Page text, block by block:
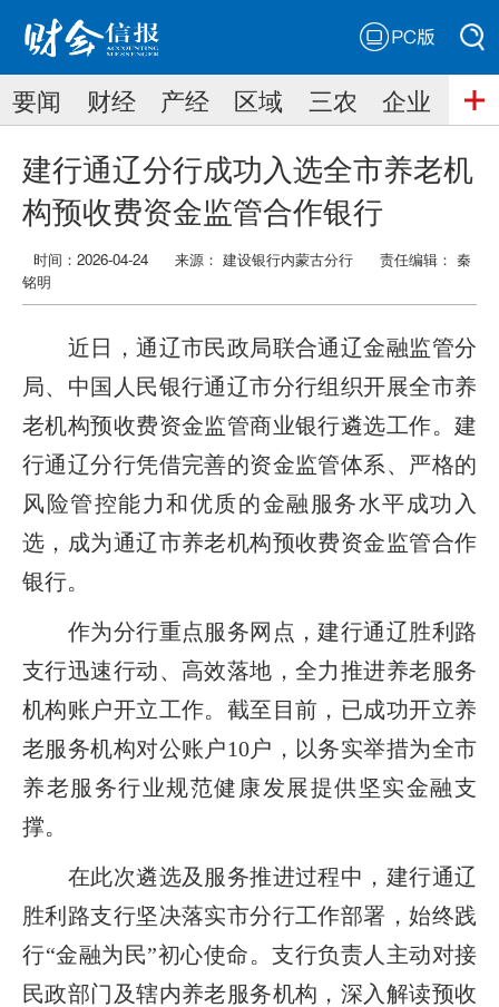
搜索
搜索
要闻 财经 产经 区域 三农 企业
建行通辽分行成功入选全市养老机
构预收费资金监管合作银行
时间：2026-04-24 来源： 建设银行内蒙古分行 责任编辑： 秦
铭明
近日，通辽市民政局联合通辽金融监管分
局、中国人民银行通辽市分行组织开展全市养
老机构预收费资金监管商业银行遴选工作。建
行通辽分行凭借完善的资金监管体系、严格的
风险管控能力和优质的金融服务水平成功入
选，成为通辽市养老机构预收费资金监管合作
银行。
作为分行重点服务网点，建行通辽胜利路
支行迅速行动、高效落地，全力推进养老服务
机构账户开立工作。截至目前，已成功开立养
老服务机构对公账户10户，以务实举措为全市
养老服务行业规范健康发展提供坚实金融支
撑。
在此次遴选及服务推进过程中，建行通辽
胜利路支行坚决落实市分行工作部署，始终践
行“金融为民”初心使命。支行负责人主动对接
民政部门及辖内养老服务机构，深入解读预收